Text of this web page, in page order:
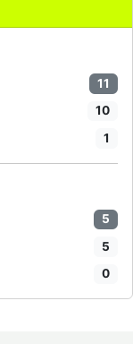
11
10
1
5
5
0